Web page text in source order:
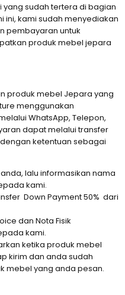
yang sudah tertera di bagian
kami sudah menyediakan
pembayaran untuk
produk mebel jepara
produk mebel Jepara yang
menggunakan
WhatsApp, Telepon,
dapat melalui transfer
ketentuan sebagai
lalu informasikan nama
kami.
Down Payment 50% dari
dan Nota Fisik
kami.
ketika produk mebel
kirim dan anda sudah
mebel yang anda pesan.